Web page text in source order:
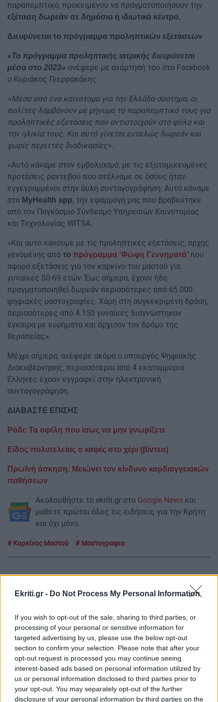
Ekriti.gr - Do Not Process My Personal Information
If you wish to opt-out of the sale, sharing to third parties, or
processing of your personal or sensitive information for
targeted advertising by us, please use the below opt-out
section to confirm your selection. Please note that after your
opt-out request is processed you may continue seeing
interest-based ads based on personal information utilized by
us or personal information disclosed to third parties prior to
your opt-out. You may separately opt-out of the further
disclosure of your personal information by third parties on the
παραπεμπτικό, προκειμένου να πραγματοποιήσουν την
εξέταση δωρεάν σε δημόσιο ή ιδιωτικό κέντρο.
Διευρύνεται το πρόγραμμα προληπτικών εξετάσεων
«Το πρόγραμμα προληπτικής ιατρικής διευρύνεται
μέσα στο 2023» ανέφερε με ανάρτησή του στο Facebook
ο Κυριάκος Πιερρακάκης.
«Μέσα από ένα καινοτόμο για την Ελλάδα σύστημα, οι
πολίτες λαμβάνουν με μήνυμα το παραπεμπτικό τους για
προληπτικές εξετάσεις που αντιστοιχούν στο φύλο και
την ηλικία τους. Και αυτό γίνεται εντελώς δωρεάν και
χωρίς περιττές διαδικασίες».
«Αυτό κάναμε στον εμβολιασμό, με τις εξατομικευμένες
προτάσεις ραντεβού που στέλναμε σε όσους ήταν
εγγεγραμμένοι στην άυλη συνταγογράφηση. Αυτό κάναμε
στο MyHealth app, την εφαρμογή μας που βραβεύτηκε
από τον Παγκόσμιο Σύνδεσμο Υπηρεσιών Καινοτομίας
και Τεχνολογίας WITSA.
»Και αυτό κάνουμε με τις προληπτικές εξετάσεις, αρχής
γενομένης από το πρόγραμμα ‘Φώφη Γεννηματά’ που
αφορά εξετάσεις για τον καρκίνο του μαστού για
γυναίκες 50-69 ετών. Έως σήμερα, έχουν ήδη
πραγματοποιηθεί δωρεάν περισσότερες από 65.000
ψηφιακές μαστογραφίες. Χάρη στη συγκεκριμένη δράση,
περισσότερες από 4.150 γυναίκες διαγνώστηκαν
έγκαιρα με ευρήματα και άρχισαν τον δρόμο της
θεραπείας».
Μέχρι σήμερα, ανέφερε ακόμα ο υπουργός Ψηφιακής
Διακυβέρνησης, περισσότεροι από 4 εκατομμύρια
Έλληνες έχουν εγγραφεί στην ηλεκτρονική
συνταγογράφηση.
ΔΙΑΒΑΣΤΕ ΕΠΙΣΗΣ
Ρόδι: Τα οφέλη που ίσως να μην γνωρίζετε
Είδος πολυτελείας ο καφές στο χέρι (βίντεο)
Πρωϊνή άσκηση: Μειώνει τον κίνδυνο καρδιαγγειακών
παθήσεων
Ακολουθήστε το ekriti.gr στο Google News και
μάθετε πρώτοι όλες τις ειδήσεις για την Κρήτη
και όχι μόνο.
Καρκίνος Μαστού Μαστογραφια
11:00
GOSSIP - LIFESTYLE
Αργυρός - Νίκα: Οι καλοκαιρινές στιγμές με τα
δύο παιδιά τους πάνω στο γιοτ
10:48
ΚΡΗΤΗ